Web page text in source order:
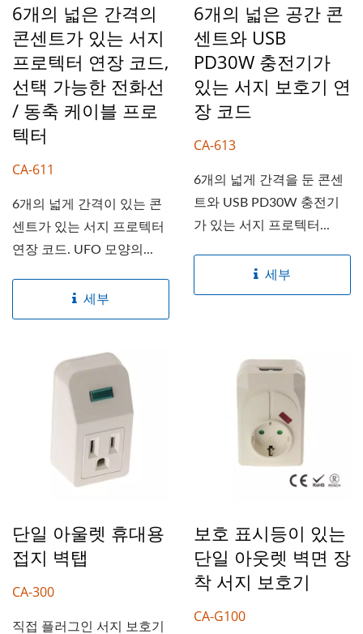
6개의 넓은 간격의
콘센트가 있는 서지
프로텍터 연장 코드,
선택 가능한 전화선
/ 동축 케이블 프로
텍터
CA-611
6개의 넓게 간격이 있는 콘
센트가 있는 서지 프로텍터
연장 코드. UFO 모양의...
세부
6개의 넓은 공간 콘
센트와 USB
PD30W 충전기가
있는 서지 보호기 연
장 코드
CA-613
6개의 넓게 간격을 둔 콘센
트와 USB PD30W 충전기
가 있는 서지 프로텍터...
세부
단일 아울렛 휴대용
접지 벽탭
CA-300
직접 플러그인 서지 보호기
보호 표시등이 있는
단일 아웃렛 벽면 장
착 서지 보호기
CA-G100